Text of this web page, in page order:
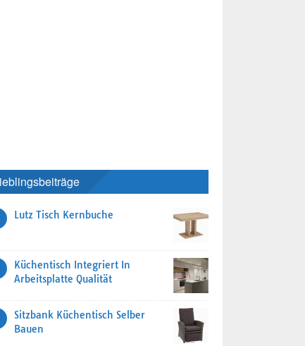
Lutz Tisch Kernbuche
Küchentisch Integriert In
Arbeitsplatte Qualität
Sitzbank Küchentisch Selber
Bauen